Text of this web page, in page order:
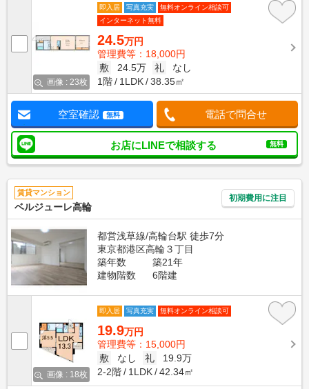
画像 : 23枚
即入居 写真充実
無料オンライン相談可
インターネット無料
24.5万円
管理費等：18,000円
敷
24.5万 礼
なし
1階
1LDK 38.35㎡
空室確認 無料 電話で問合せ
お店にLINEで相談する 無料
賃貸マンション
ベルジューレ高輪
初期費用に注目
都営浅草線/高輪台駅 徒歩7分
東京都港区高輪３丁目
築年数
築21年
建物階数
6階建
画像 : 18枚
即入居 写真充実 無料オンライン相談可
19.9万円
管理費等：15,000円
敷
なし 礼
19.9万
2-2階
1LDK 42.34㎡